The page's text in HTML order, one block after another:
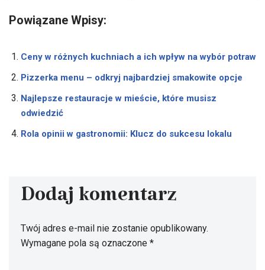
Powiązane Wpisy:
Ceny w różnych kuchniach a ich wpływ na wybór potraw
Pizzerka menu – odkryj najbardziej smakowite opcje
Najlepsze restauracje w mieście, które musisz
odwiedzić
Rola opinii w gastronomii: Klucz do sukcesu lokalu
Dodaj komentarz
Twój adres e-mail nie zostanie opublikowany.
Wymagane pola są oznaczone *